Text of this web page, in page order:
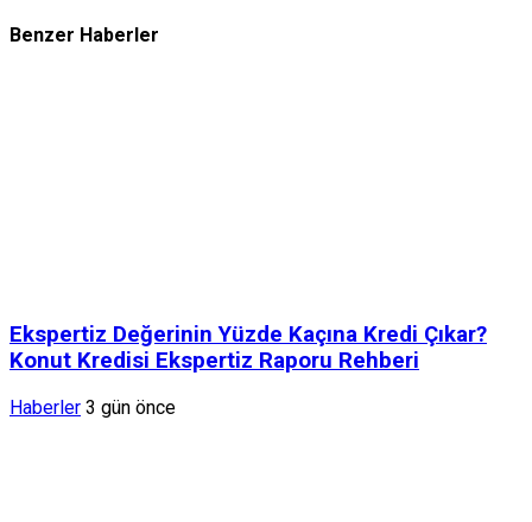
Benzer Haberler
Ekspertiz Değerinin Yüzde Kaçına Kredi Çıkar?
Konut Kredisi Ekspertiz Raporu Rehberi
Haberler 3 gün önce